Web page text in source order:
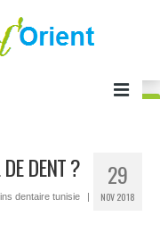
29
NOV 2018
DENT ?
dentaire tunisie
|